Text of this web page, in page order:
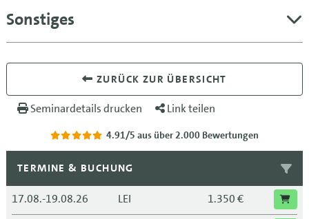
Sonstiges
ZURÜCK ZUR ÜBERSICHT
Seminardetails drucken Link teilen
4.91/5 aus über 2.000 Bewertungen
TERMINE & BUCHUNG
17.08.-19.08.26 LEI
1.350 €